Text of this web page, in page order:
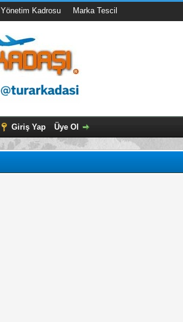
Yönetim Kadrosu Marka Tescil
Giriş Yap Üye Ol